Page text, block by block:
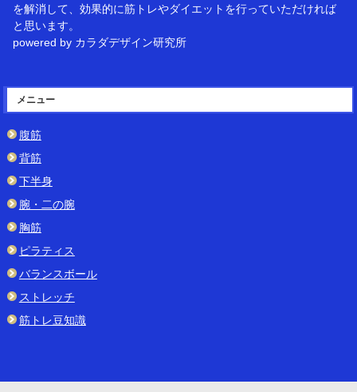
を解消して、効果的に筋トレやダイエットを行っていただければ
と思います。
powered by カラダデザイン研究所
メニュー
腹筋
背筋
下半身
腕・二の腕
胸筋
ピラティス
バランスボール
ストレッチ
筋トレ豆知識